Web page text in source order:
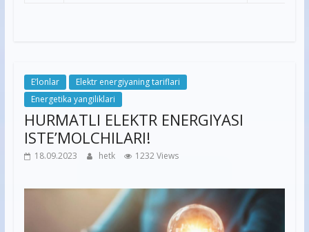
E’lonlar
Elektr energiyaning tariflari
Energetika yangiliklari
HURMATLI ELEKTR ENERGIYASI
ISTE’MOLCHILARI!
18.09.2023 hetk 1232 Views